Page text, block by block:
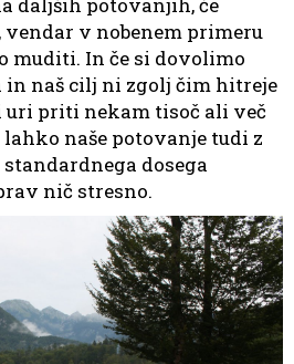
v nobenem primeru
muditi. In če si dovolimo
in naš cilj ni zgolj čim hitreje
uri priti nekam tisoč ali več
naše potovanje tudi z
dosega
nič stresno.